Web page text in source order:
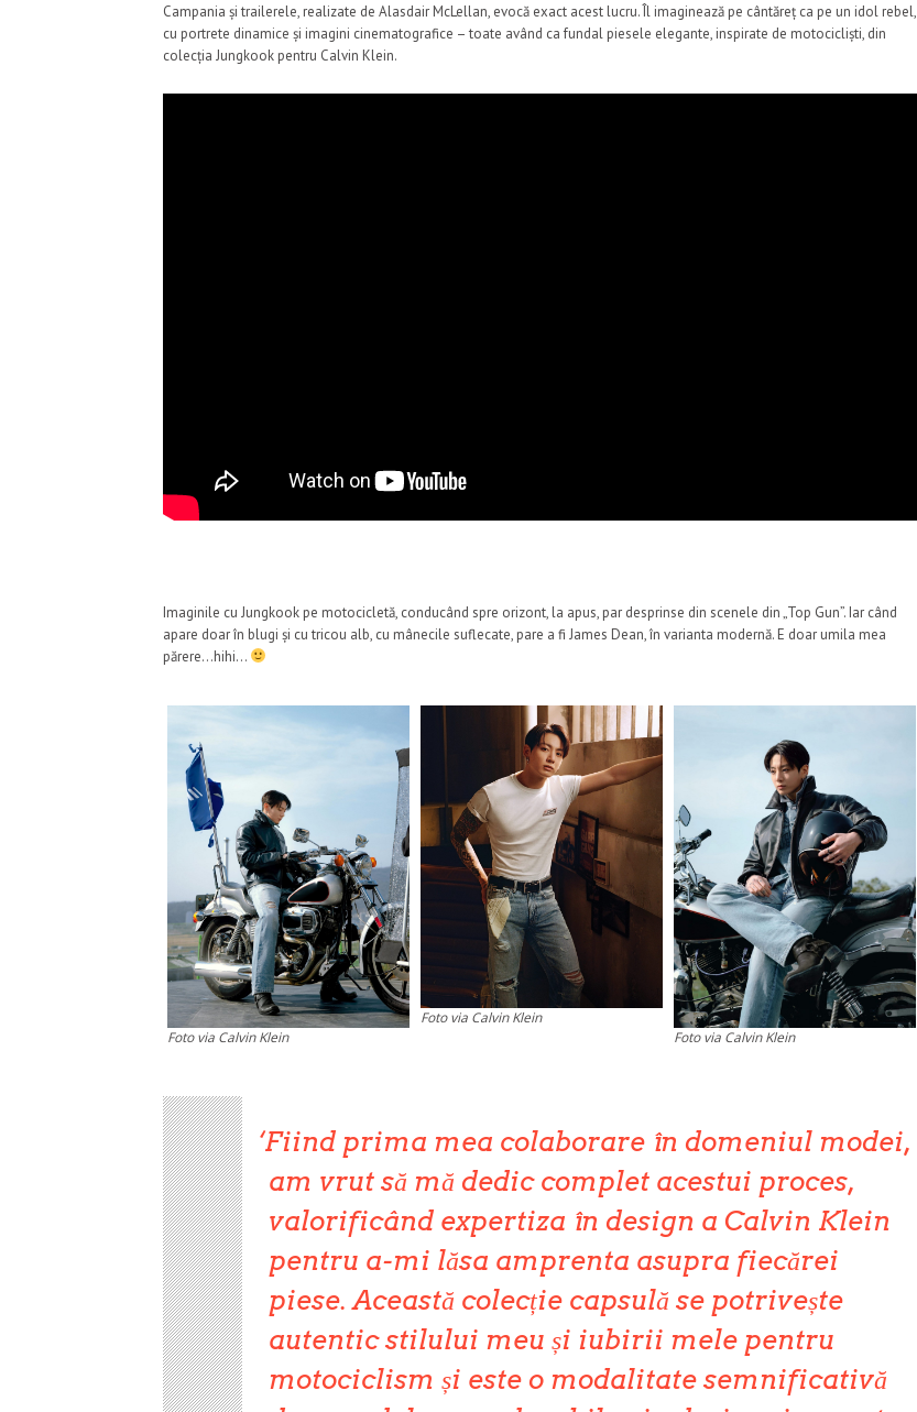
Campania și trailerele, realizate de Alasdair McLellan, evocă exact acest lucru. Îl imaginează pe cântăreț ca pe un idol rebel,
cu portrete dinamice și imagini cinematografice – toate având ca fundal piesele elegante, inspirate de motocicliști, din
colecția Jungkook pentru Calvin Klein.
Imaginile cu Jungkook pe motocicletă, conducând spre orizont, la apus, par desprinse din scenele din „Top Gun”. Iar când
apare doar în blugi și cu tricou alb, cu mânecile suflecate, pare a fi James Dean, în varianta modernă. E doar umila mea
părere…hihi…
Foto via Calvin Klein
Foto via Calvin Klein
Foto via Calvin Klein
Fiind prima mea colaborare în domeniul modei,
am vrut să mă dedic complet acestui proces,
valorificând expertiza în design a Calvin Klein
pentru a-mi lăsa amprenta asupra fiecărei
piese. Această colecție capsulă se potrivește
autentic stilului meu și iubirii mele pentru
motociclism și este o modalitate semnificativă